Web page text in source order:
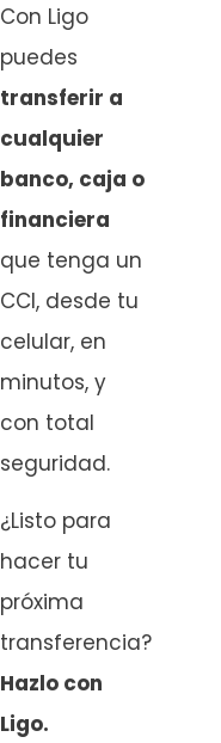
Con Ligo
puedes
transferir a
cualquier
banco, caja o
financiera
que tenga un
CCI, desde tu
celular, en
minutos, y
con total
seguridad.
¿Listo para
hacer tu
próxima
transferencia?
Hazlo con
Ligo.